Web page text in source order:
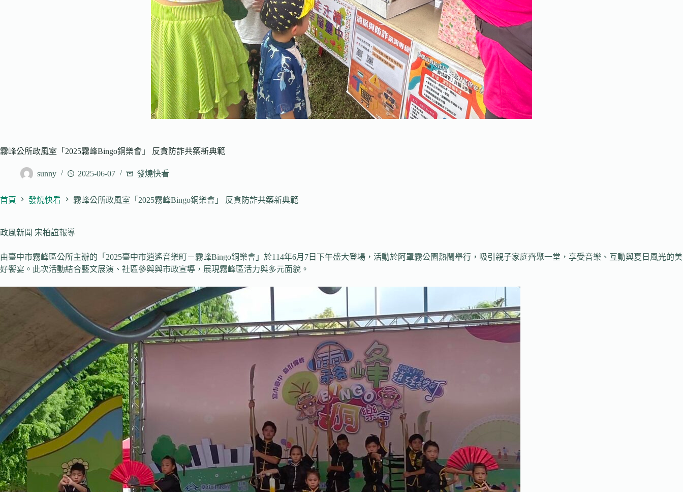
霧峰公所政風室「2025霧峰Bingo銅樂會」 反貪防詐共築新典範
sunny 2025-06-07 發燒快看
首頁 發燒快看 霧峰公所政風室「2025霧峰Bingo銅樂會」 反貪防詐共築新典範
政風新聞 宋柏誼報導
由臺中市霧峰區公所主辦的「2025臺中市逍遙音樂町－霧峰Bingo銅樂會」於114年6月7日下午盛大登場，活動於阿罩霧公園熱鬧舉行，吸引親子家庭齊聚一堂，享受音樂、互動與夏日風光的美
好饗宴。此次活動結合藝文展演、社區參與與市政宣導，展現霧峰區活力與多元面貌。